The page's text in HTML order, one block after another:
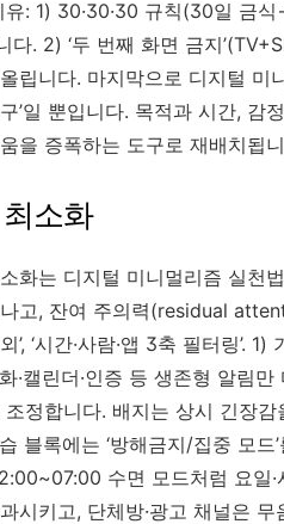
유: 1) 30·30·30 규칙(30일 금
다. 2) ‘두 번째 화면 금지
립니다. 마지막으로 디지털 미
’일 뿐입니다. 목적과 시간, 감
을 증폭하는 도구로 재배치됩
소화
화는 디지털 미니멀리즘 실천
고, 잔여 주의력(residual
’, ‘시간·사람·앱 3축 필터링’.
·캘린더·인증 등 생존형 알림
조정합니다. 배지는 상시 긴장
블록에는 ‘방해금지/집중 모
수면 모드처럼 요일
시키고, 단체방·광고 채널은